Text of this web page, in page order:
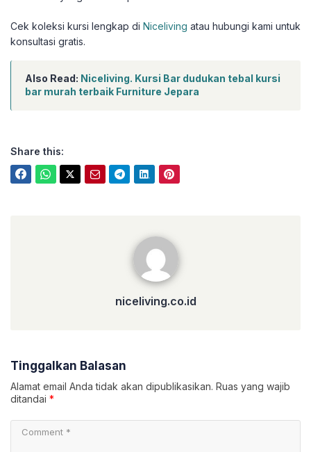
Cek koleksi kursi lengkap di Niceliving atau hubungi kami untuk
konsultasi gratis.
Also Read: Niceliving. Kursi Bar dudukan tebal kursi
bar murah terbaik Furniture Jepara
Share this:
niceliving.co.id
Tinggalkan Balasan
Alamat email Anda tidak akan dipublikasikan. Ruas yang wajib
ditandai *